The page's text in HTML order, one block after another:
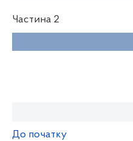
Частина 2
До початку